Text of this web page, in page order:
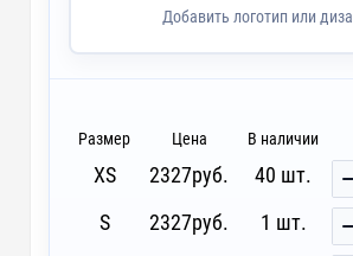
DTF4 - Печать DTF
D3 - Шелкография с трансфером (5
custm - Лейблы и шильды
Добавить логотип или
Размер Цена В наличии
XS 2327руб.
40 шт.
S
2327руб.
1 шт.